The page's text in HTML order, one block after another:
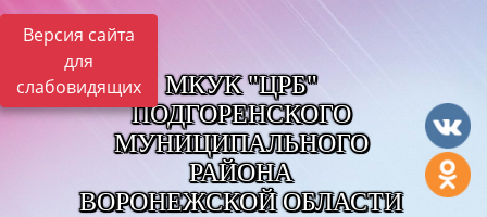
Версия сайта
для
слабовидящих
МКУК "ЦРБ"
ПОДГОРЕНСКОГО
МУНИЦИПАЛЬНОГО
РАЙОНА
ВОРОНЕЖСКОЙ ОБЛАСТИ